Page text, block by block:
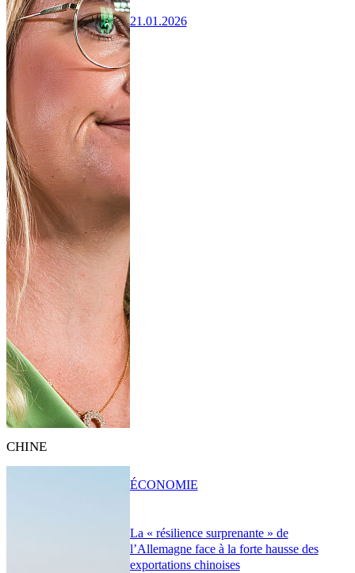
21.01.2026
CHINE
La « résilience surprenante » de
l’Allemagne face à la forte hausse des
exportations chinoises
ÉCONOMIE